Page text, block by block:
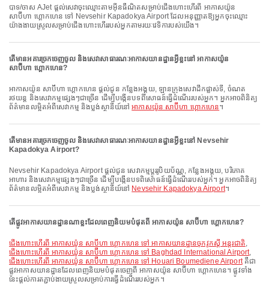
បាទ/ចាស AJet ផ្តល់សេវាចុះឈ្មោះតាមអ៊ីនធឺណិតសម្រាប់ជើងហោះហើរពី អាកាសយ៉ូន
សាប៊ីហា ហ្គោកហេន ទៅ Nevsehir Kapadokya Airport ដែលអនុញ្ញាតឱ្យអ្នកចុះឈ្មោះ
យ៉ាងងាយស្រួលសម្រាប់ជើងហោះហើររបស់អ្នកតាមរយៈវេទិការបស់យើង។
តើមានអគារច្រកចេញចូល និងសេវាសាធារណៈអាកាសយានដ្ឋានអ្វីខ្លះនៅ អាកាសយ៉ូន
សាប៊ីហា ហ្គោកហេន?
អាកាសយ៉ូន សាប៊ីហា ហ្គោកហេន ផ្តល់ជូន កន្លែងអង្គុយ, ឡានក្រុងសេវាដឹកផ្លាស់ទី, ចំណត
រថយន្ត និងសេវាកម្មផ្សេងៗជាច្រើន ដើម្បីបង្កើនបទពិសោធន៍ធ្វើដំណើររបស់អ្នក។ អ្នកអាចពិនិត្យ
ព័ត៌មានលម្អិតអំពីសេវាកម្ម និងប្លង់ស្ថានីយ៍នៅអាកាសយ៉ូន សាប៊ីហា ហ្គោកហេន។
តើមានអគារច្រកចេញចូល និងសេវាសាធារណៈអាកាសយានដ្ឋានអ្វីខ្លះនៅ Nevsehir
Kapadokya Airport?
Nevsehir Kapadokya Airport ផ្តល់ជូន សេវាកម្មប្តូររូបិយប័ណ្ណ, កន្លែងអង្គុយ, បរិភោគ
អាហារ និងសេវាកម្មផ្សេងៗជាច្រើន ដើម្បីបង្កើនបទពិសោធន៍ធ្វើដំណើររបស់អ្នក។ អ្នកអាចពិនិត្យ
ព័ត៌មានលម្អិតអំពីសេវាកម្ម និងប្លង់ស្ថានីយ៍នៅ Nevsehir Kapadokya Airport។
តើផ្លូវអាកាសយានដ្ឋានណាខ្លះដែលពេញនិយមបំផុតពី អាកាសយ៉ូន សាប៊ីហា ហ្គោកហេន?
ជើងហោះហើរពី អាកាសយ៉ូន សាប៊ីហា ហ្គោកហេន ទៅ អាកាសយានដ្ឋានចុកវូកស្តី អន្តរជាតិ,
ជើងហោះហើរពី អាកាសយ៉ូន សាប៊ីហា ហ្គោកហេន ទៅ Baghdad International Airport,
ជើងហោះហើរពី អាកាសយ៉ូន សាប៊ីហា ហ្គោកហេន ទៅ Houari Boumediene Airportគឺជា
ផ្លូវអាកាសយានដ្ឋានដែលពេញនិយមបំផុតចេញពី អាកាសយ៉ូន សាប៊ីហា ហ្គោកហេន។ ផ្លូវទាំង
នេះផ្តល់ការតភ្ជាប់ងាយស្រួលសម្រាប់ការធ្វើដំណើររបស់អ្នក។